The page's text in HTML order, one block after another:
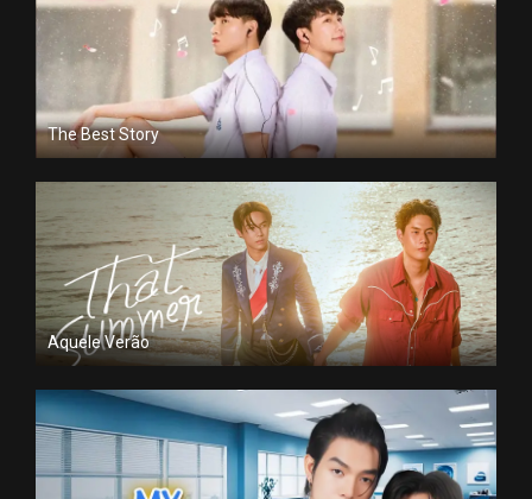
The Best Story
Aquele Verão